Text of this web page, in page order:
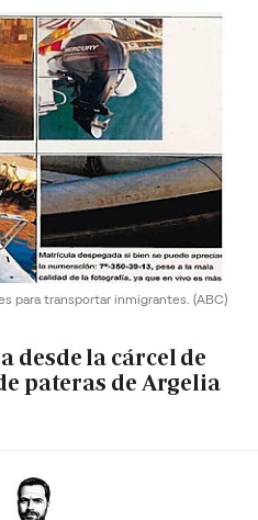
para transportar inmigrantes. (ABC)
desde la cárcel de
pateras de Argelia